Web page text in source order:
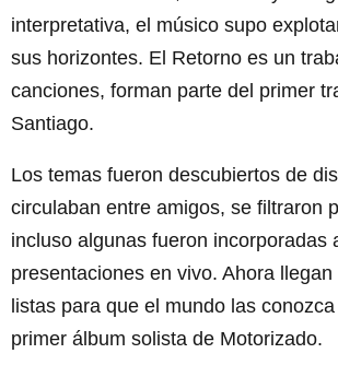
interpretativa, el músico supo
sus horizontes. El Retorno es un
canciones, forman parte del primer
Santiago.
Los temas fueron descubiertos de
circulaban entre amigos, se filtraron
incluso algunas fueron incorporadas
presentaciones en vivo. Ahora
listas para que el mundo las
primer álbum solista de Motorizado.